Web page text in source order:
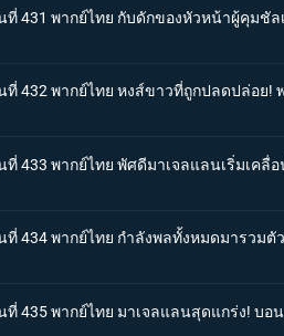
ที่ 431 พากย์ไทย กับดักของหัวหน้าผู้คุมชัล
ที่ 432 พากย์ไทย หงส์ขาวที่ถูกปลดปล่อย!
ที่ 433 พากย์ไทย พัศดีมาเจลแลนเริ่มเคลื่
ที่ 434 พากย์ไทย กำลังพลทั้งหมดมารวม
ที่ 435 พากย์ไทย มาเจลแลนสุดแกร่ง! บอ